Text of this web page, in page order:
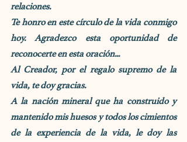
relaciones.
Te honro en este círculo de la vida conmigo
hoy. Agradezco esta oportunidad de
reconocerte en esta oración...
Al Creador, por el regalo supremo de la
vida, te doy gracias.
A la nación mineral que ha construido y
mantenido mis huesos y todos los cimientos
de la experiencia de la vida, le doy las